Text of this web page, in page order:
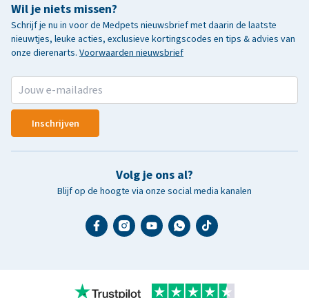
Wil je niets missen?
Schrijf je nu in voor de Medpets nieuwsbrief met daarin de laatste
nieuwtjes, leuke acties, exclusieve kortingscodes en tips & advies van
onze dierenarts. Voorwaarden nieuwsbrief
Inschrijven
Volg je ons al?
Blijf op de hoogte via onze social media kanalen